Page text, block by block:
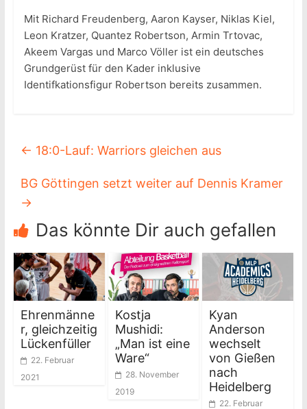
Mit Richard Freudenberg, Aaron Kayser, Niklas Kiel,
Leon Kratzer, Quantez Robertson, Armin Trtovac,
Akeem Vargas und Marco Völler ist ein deutsches
Grundgerüst für den Kader inklusive
Identifkationsfigur Robertson bereits zusammen.
← 18:0-Lauf: Warriors gleichen aus
BG Göttingen setzt weiter auf Dennis Kramer
→
Das könnte Dir auch gefallen
Ehrenmänne
r, gleichzeitig
Lückenfüller
22. Februar
2021
Kostja
Mushidi:
„Man ist eine
Ware“
28. November
2019
Kyan
Anderson
wechselt
von Gießen
nach
Heidelberg
22. Februar